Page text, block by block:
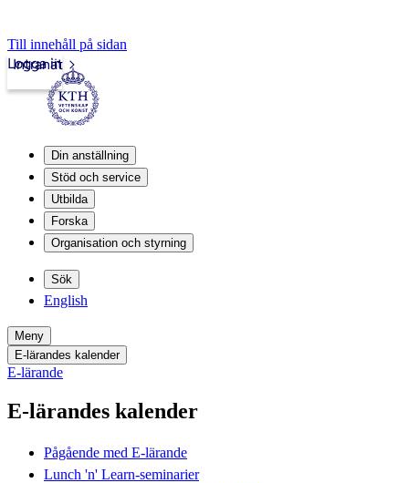
Till innehåll på sidan
Intranät
Logga in
Din anställning
Stöd och service
Utbilda
Forska
Organisation och styrning
Sök
English
Meny
E-lärandes kalender
E-lärande
E-lärandes kalender
Pågående med E-lärande
Lunch 'n' Learn-seminarier